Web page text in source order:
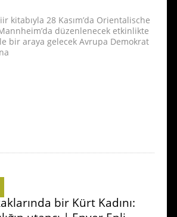
kitabıyla 28 Kasım’da Orientalische
düzenlenecek etkinlikte
bir araya gelecek Avrupa Demokrat
bir Kürt Kadını: